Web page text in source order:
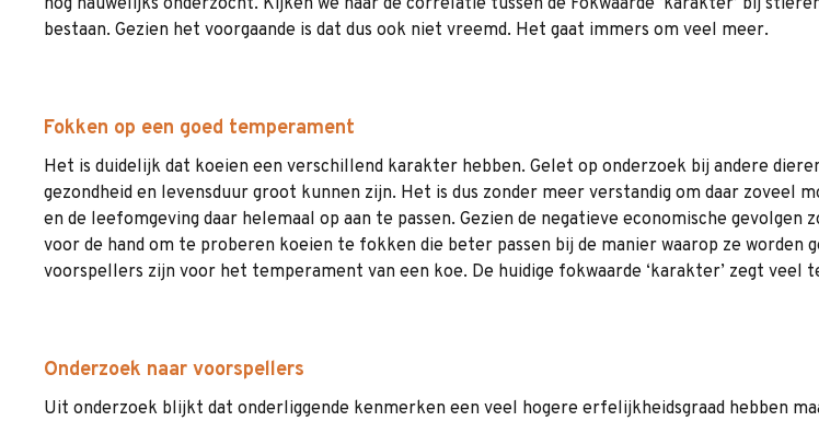
nog nauwelijks onderzocht. Kijken we naar de correlatie tussen de Fokwaarde ‘karakter’ bij
bestaan. Gezien het voorgaande is dat dus ook niet vreemd. Het gaat immers om veel meer.
Fokken op een goed temperament
Het is duidelijk dat koeien een verschillend karakter hebben. Gelet op onderzoek bij andere
gezondheid en levensduur groot kunnen zijn. Het is dus zonder meer verstandig om daar zoveel
en de leefomgeving daar helemaal op aan te passen. Gezien de negatieve economische
voor de hand om te proberen koeien te fokken die beter passen bij de manier waarop ze worden
voorspellers zijn voor het temperament van een koe. De huidige fokwaarde ‘karakter’ zegt veel
Onderzoek naar voorspellers
Uit onderzoek blijkt dat onderliggende kenmerken een veel hogere erfelijkheidsgraad hebben